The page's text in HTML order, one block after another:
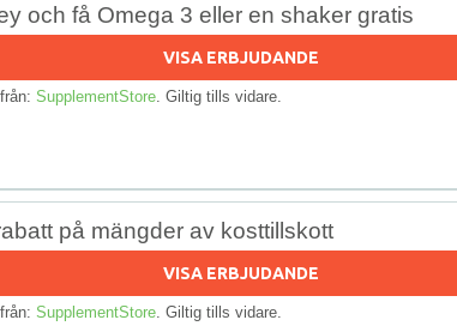
och få Omega 3 eller en shaker gratis
VISA ERBJUDANDE
SupplementStore . Giltig tills vidare.
på mängder av kosttillskott
VISA ERBJUDANDE
SupplementStore . Giltig tills vidare.